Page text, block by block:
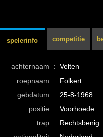
spelerinfo competitie
achternaam :
Velten
roepnaam
:
Folkert
gebdatum
:
25-8-1968
positie :
Voorhoede
trap :
Rechtsbenig